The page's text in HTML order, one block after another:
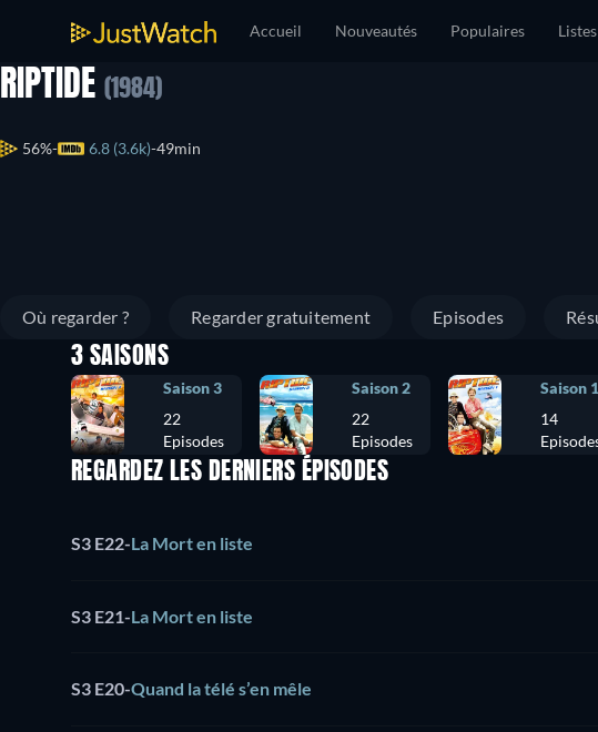
Accueil Nouveautés Populaires Listes
RIPTIDE (1984)
56% 6.8 (3.6k) 49min
Où regarder ? Regarder gratuitement Episodes
3 SAISONS
Saison 3
22
Episodes
Saison 2
22
Episodes
Saison 1
14
REGARDEZ LES DERNIERS ÉPISODES
S3 E22-La Mort en liste
S3 E21-La Mort en liste
S3 E20-Quand la télé s’en mêle